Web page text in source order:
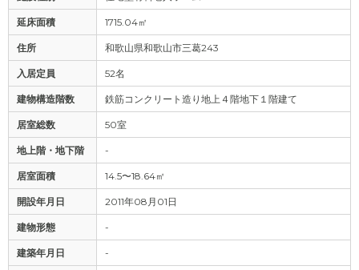
延床面積 1715.04㎡
住所 和歌山県和歌山市三葛243
入居定員 52名
建物構造階数 鉄筋コンクリート造り地上４階地下１階建て
居室総数 50室
地上階・地下階 -
居室面積 14.5〜18.64㎡
開設年月日 2011年08月01日
建物形態 -
建築年月日 -